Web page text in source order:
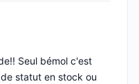
Seul bémol c'est
statut en stock ou